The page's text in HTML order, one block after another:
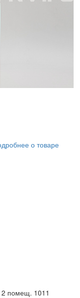
о товаре
2 помещ. 1011